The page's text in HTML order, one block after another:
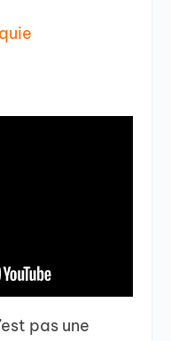
pas une